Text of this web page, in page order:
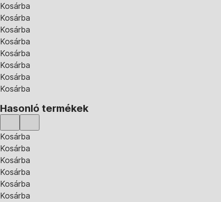
Kosárba
Kosárba
Kosárba
Kosárba
Kosárba
Kosárba
Kosárba
Kosárba
Hasonló termékek
Kosárba
Kosárba
Kosárba
Kosárba
Kosárba
Kosárba